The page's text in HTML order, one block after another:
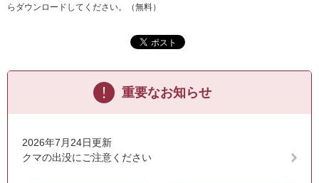
らダウンロードしてください。（無料）
重要なお知らせ
2026年7月24日更新
クマの出没にご注意ください